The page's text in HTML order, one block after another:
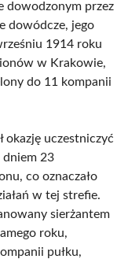
dowodzonym przez
dowódcze, jego
1914 roku
w Krakowie,
do 11 kompanii
okazję uczestniczyć
23
co oznaczało
w tej strefie.
sierżantem
roku,
pułku,